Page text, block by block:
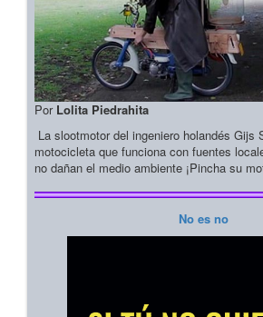
Por Lolita Piedrahita
La slootmotor del ingeniero holandés Gijs
motocicleta que funciona con fuentes
no dañan el medio ambiente ¡Pincha su
No es no